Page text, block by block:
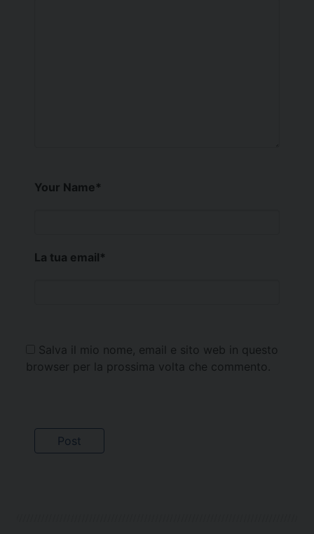
Your Name*
La tua email*
Salva il mio nome, email e sito web in questo
browser per la prossima volta che commento.